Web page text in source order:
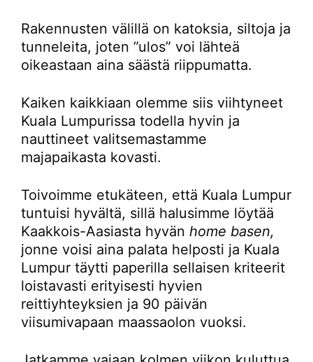
Rakennusten välillä on katoksia, siltoja ja
tunneleita, joten ”ulos” voi lähteä
oikeastaan aina säästä riippumatta.
Kaiken kaikkiaan olemme siis viihtyneet
Kuala Lumpurissa todella hyvin ja
nauttineet valitsemastamme
majapaikasta kovasti.
Toivoimme etukäteen, että Kuala Lumpur
tuntuisi hyvältä, sillä halusimme löytää
Kaakkois-Aasiasta hyvän home basen,
jonne voisi aina palata helposti ja Kuala
Lumpur täytti paperilla sellaisen kriteerit
loistavasti erityisesti hyvien
reittiyhteyksien ja 90 päivän
viisumivapaan maassaolon vuoksi.